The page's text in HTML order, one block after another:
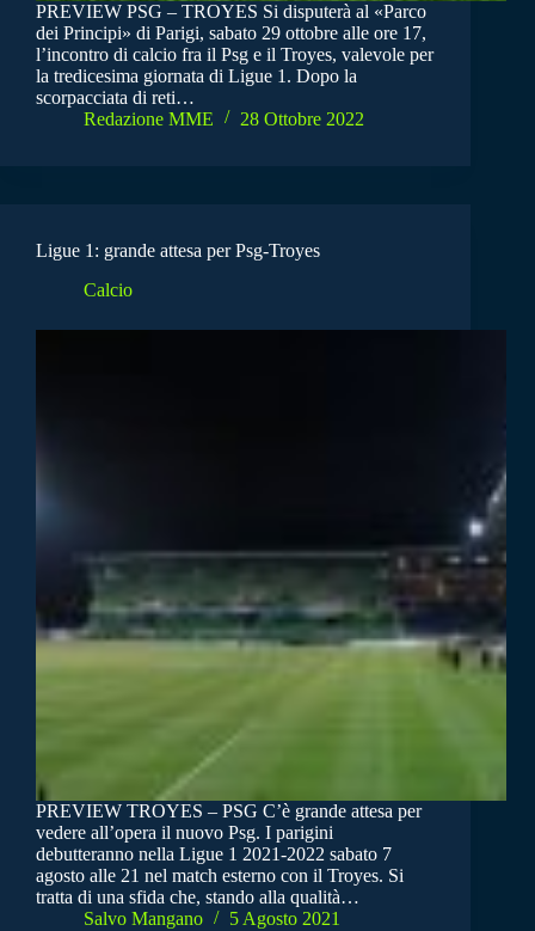
PREVIEW PSG – TROYES Si disputerà al «Parco
dei Principi» di Parigi, sabato 29 ottobre alle ore 17,
l’incontro di calcio fra il Psg e il Troyes, valevole per
la tredicesima giornata di Ligue 1. Dopo la
scorpacciata di reti…
Redazione MME
28 Ottobre 2022
Ligue 1: grande attesa per Psg-Troyes
Calcio
PREVIEW TROYES – PSG C’è grande attesa per
vedere all’opera il nuovo Psg. I parigini
debutteranno nella Ligue 1 2021-2022 sabato 7
agosto alle 21 nel match esterno con il Troyes. Si
tratta di una sfida che, stando alla qualità…
Salvo Mangano
5 Agosto 2021